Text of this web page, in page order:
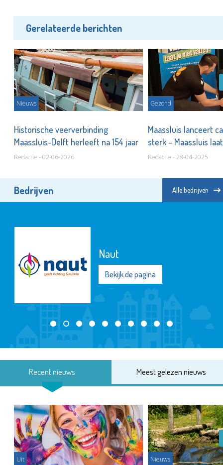
Gerelateerde berichten
Nieuws
Historische veerverbinding
Maassluis-Delft herleeft na 154 jaar
Redactie - 02-06-2026
Gezond
Maassluis lanceert
sterk – Maassluis
Redactie - 28-04-2025
Bedrijven Alle bedrijven
Naut
Bekijk de pagina
Recent nieuws Meest gelezen nieuws
Uit Nieuws